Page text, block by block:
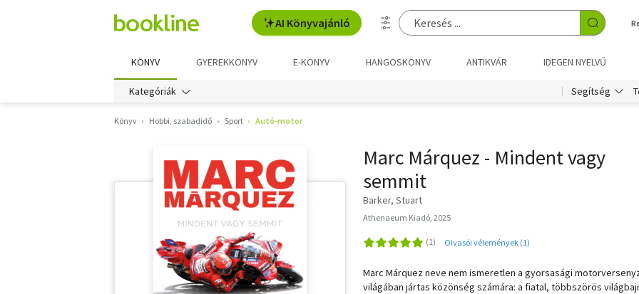
AI Könyvajánló
KÖNYV GYEREKKÖNYV E-KÖNYV HANGOSKÖNYV ANTIKVÁR IDEGEN NYELVŰ
Kategóriák Segítség
Könyv Hobbi, szabadidő Sport Autó-motor
Marc Márquez - Mindent vagy
semmit
Barker, Stuart
Athenaeum Kiadó, 2025
Olvasói vélemények (1)
Marc Márquez neve nem ismeretlen a gyorsasági
világában jártas közönség számára: a fiatal, többszörös